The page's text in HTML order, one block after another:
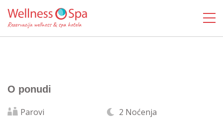
O ponudi
Parovi 2 Noćenja